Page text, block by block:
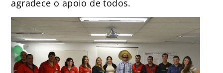
agradece o apoio de todos.